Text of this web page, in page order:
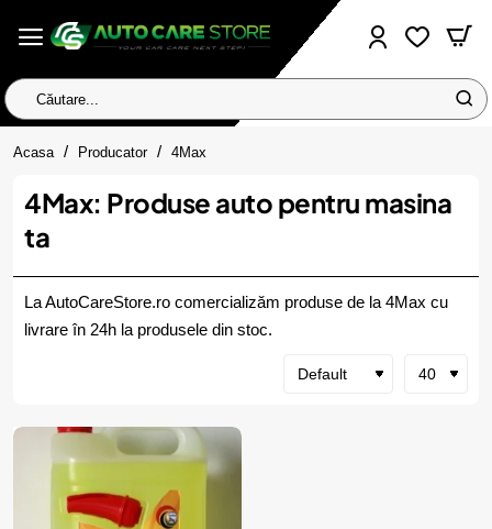
Căutare...
Acasa homeProducator 4Max
4Max: Produse auto pentru masina
ta
La AutoCareStore.ro comercializăm produse de la 4Max cu
livrare în 24h la produsele din stoc.